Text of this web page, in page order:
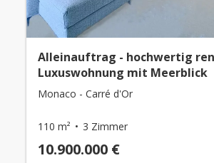
Alleinauftrag - hochwertig
Luxuswohnung mit Meerblick
Monaco - Carré d'Or
110 m² 3 Zimmer
10.900.000 €